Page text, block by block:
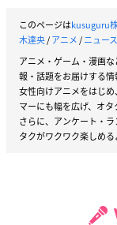
このページはkusuguru
木達央/アニメ/ニュース
アニメ・ゲーム・漫画
報・話題をお届けする情
女性向けアニメをはじ
マーにも幅を広げ、オタ
さらに、アンケート・
タクがワクワク楽しめる